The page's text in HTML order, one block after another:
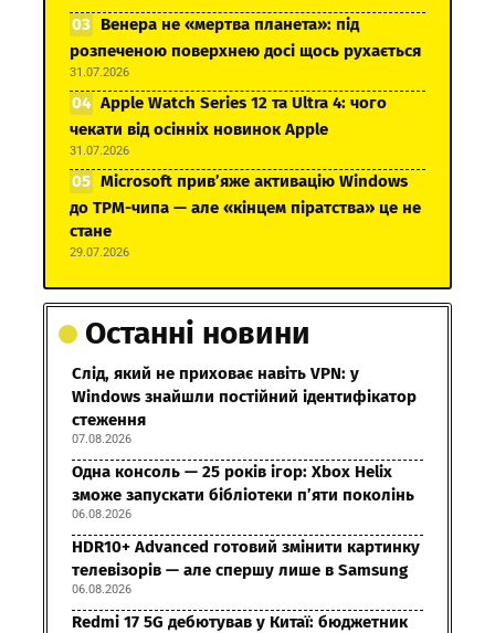
Венера не «мертва планета»: під
розпеченою поверхнею досі щось рухається
31.07.2026
Apple Watch Series 12 та Ultra 4: чого
чекати від осінніх новинок Apple
31.07.2026
Microsoft прив’яже активацію Windows
до TPM-чипа — але «кінцем піратства» це не
стане
29.07.2026
Останні новини
Слід, який не приховає навіть VPN: у
Windows знайшли постійний ідентифікатор
стеження
07.08.2026
Одна консоль — 25 років ігор: Xbox Helix
зможе запускати бібліотеки п’яти поколінь
06.08.2026
HDR10+ Advanced готовий змінити картинку
телевізорів — але спершу лише в Samsung
06.08.2026
Redmi 17 5G дебютував у Китаї: бюджетник